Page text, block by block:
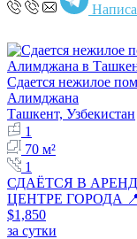
Сдается нежилое
Алимджана
Ташкент, Узбекистан
1
70 м²
1
СДАЁТСЯ В
ЦЕНТРЕ ГОРОДА 📍
$1,850
за сутки